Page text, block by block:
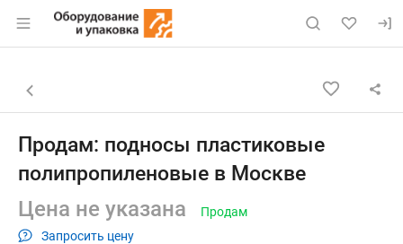
Раздел навигации по сайту eqinfo.ru
Объявление: Продам:
Навигация и управление объявлением
Назад к списку объявлений
Продам: подносы пластиковые
полипропиленовые в Москве
Цена не указана
Запросить цену
Продам